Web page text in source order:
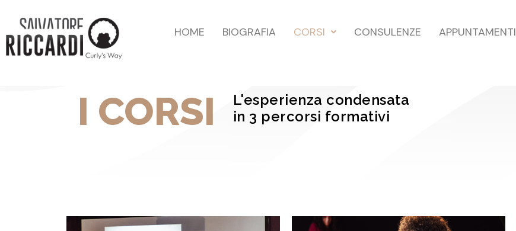
HOME BIOGRAFIA CORSI CONSULENZE APPUNTAMENTI
I CORSI
L'esperienza condensata
in 3 percorsi formativi